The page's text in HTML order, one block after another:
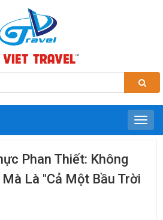
Phan Thiết: Không
Là "Cả Một Bầu Trời